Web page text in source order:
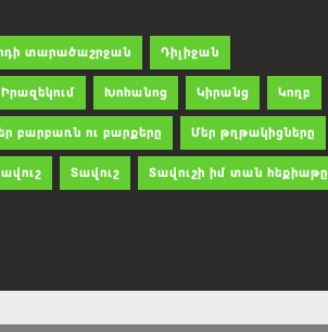
տարածաշրջան Դիլիջան
Իրազեկում Խոհանոց Կիրանց Կողբ
բարբառն ու բարքերը Մեր թղթակիցները
Տավուշ Տավուշի իմ տան հեքիաթը